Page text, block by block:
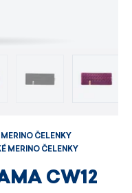
MERINO ČELENKY
MERINO ČELENKY
CW12